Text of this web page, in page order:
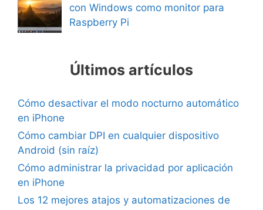
con Windows como monitor para
Raspberry Pi
Últimos artículos
Cómo desactivar el modo nocturno automático
en iPhone
Cómo cambiar DPI en cualquier dispositivo
Android (sin raíz)
Cómo administrar la privacidad por aplicación
en iPhone
Los 12 mejores atajos y automatizaciones de